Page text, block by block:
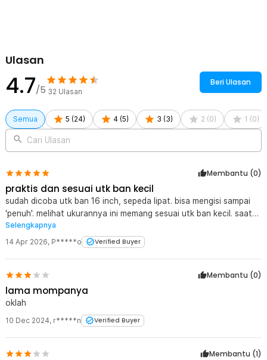
Kelengkapan Produk
Rincian yang Anda dapatkan untuk pembelian produk ini:
1 x TaffSPORT Pompa Sepeda Portable Light Mini Floor Pump
Ulasan
4.7/5 32 Ulasan
Beri Ulasan
Semua 5 (24) 4 (5) 3 (3) 2 (0) 1 (0)
Cari Ulasan
Membantu (0)
praktis dan sesuai utk ban kecil
sudah dicoba utk ban 16 inch, sepeda lipat. bisa mengisi sampai
'penuh'. melihat ukurannya ini memang sesuai utk ban kecil. saat
memompa memang perlu 'otot yg kuat'. bisa utk darurat juga,
sebelum menemukan pompa besar.
Selengkapnya
14 Apr 2026, P*****o Verified Buyer
Membantu (0)
lama mompanya
oklah
10 Dec 2024, r*****n Verified Buyer
Membantu (1)